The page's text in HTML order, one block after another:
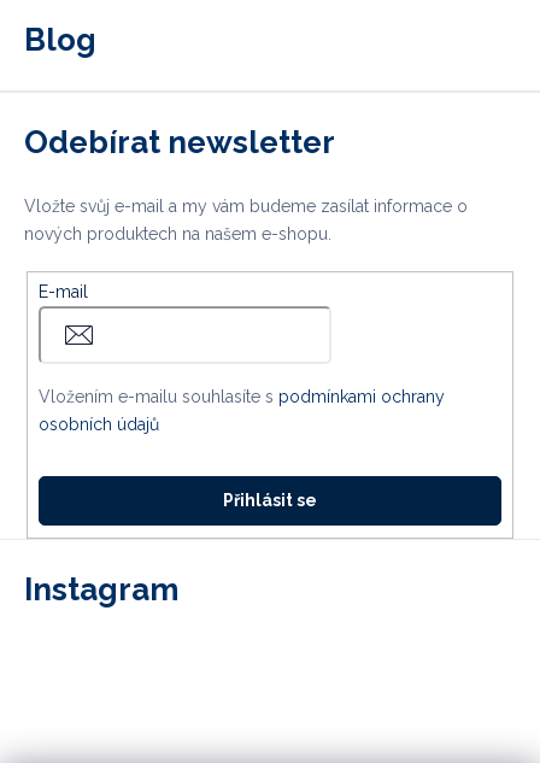
Blog
Odebírat newsletter
Vložte svůj e-mail a my vám budeme zasílat informace o
nových produktech na našem e-shopu.
E-mail
Vložením e-mailu souhlasíte s podmínkami ochrany
osobních údajů
Přihlásit se
Instagram